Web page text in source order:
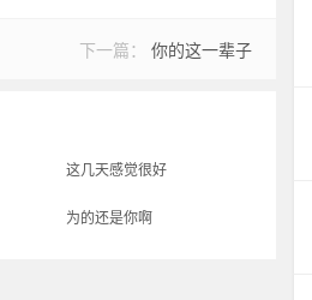
下一篇： 你的这一辈子
这几天感觉很好
为的还是你啊